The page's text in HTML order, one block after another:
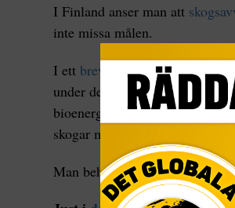
I Finland anser man att
inte missa målen.
I ett brev
till
under de närmaste
bioenergi från skogen. Igen
skogar måste bevaras och
Man behöver inte själv vara